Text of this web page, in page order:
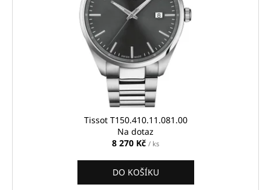
Tissot T150.410.11.081.00
Na dotaz
8 270 Kč / ks
DO KOŠÍKU